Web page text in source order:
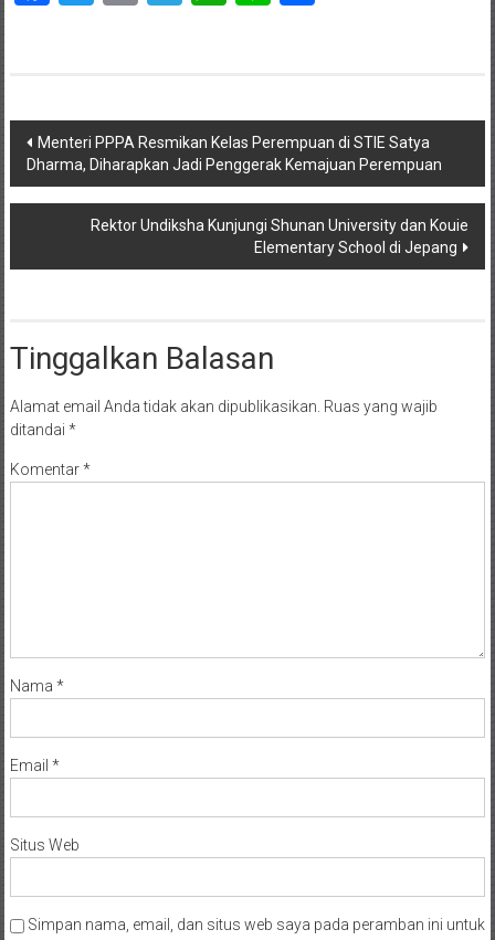
Navigasi
pos
Menteri PPPA Resmikan Kelas Perempuan di STIE Satya
Dharma, Diharapkan Jadi Penggerak Kemajuan Perempuan
Rektor Undiksha Kunjungi Shunan University dan Kouie
Elementary School di Jepang
Tinggalkan Balasan
Alamat email Anda tidak akan dipublikasikan. Ruas yang wajib
ditandai *
Komentar*
Nama *
Email *
Situs Web
Simpan nama, email, dan situs web saya pada peramban ini untuk